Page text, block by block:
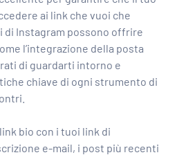
ai link che vuoi che
di Instagram possono offrire
l’integrazione della posta
di guardarti intorno e
chiave di ogni strumento di
bio con i tuoi link di
e-mail, i post più recenti